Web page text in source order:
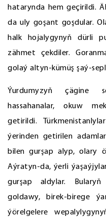
hatarynda hem geçirildi.
da uly goşant goşdular.
halk hojalygynyň dürli
zähmet çekdiler.
golaý altyn-kümüş şaý-
Ýurdumyzyň çägine
hassahanalar, okuw
getirildi.
ýerinden getirilen
bilen gurşap alyp, olary
Aýratyn-da, ýerli
gurşap aldylar.
goldawy, birek-birege
ýörelgelere